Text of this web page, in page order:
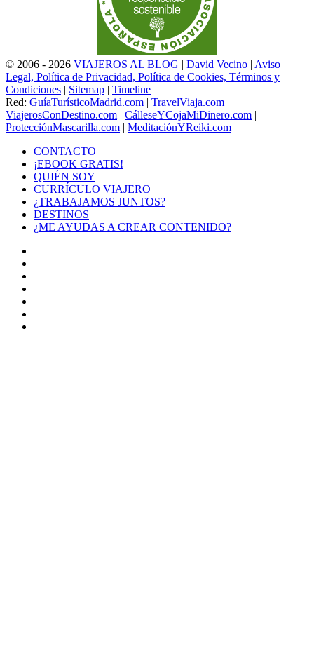
© 2006 - 2026 VIAJEROS AL BLOG | David Vecino | Aviso
Legal, Política de Privacidad, Política de Cookies, Términos y
Condiciones | Sitemap | Timeline
Red: GuíaTurísticoMadrid.com | TravelViaja.com |
ViajerosConDestino.com | CálleseYCojaMiDinero.com |
ProtecciónMascarilla.com | MeditaciónYReiki.com
CONTACTO
¡EBOOK GRATIS!
QUIÉN SOY
CURRÍCULO VIAJERO
¿TRABAJAMOS JUNTOS?
DESTINOS
¿ME AYUDAS A CREAR CONTENIDO?